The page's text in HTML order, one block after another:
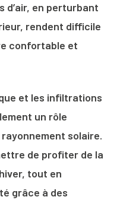
en perturbant
rendent difficile
confortable et
et les infiltrations
un rôle
solaire.
de profiter de la
tout en
grâce à des